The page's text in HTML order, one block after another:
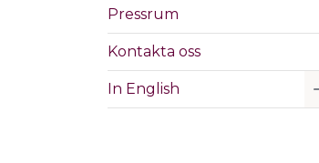
Pressrum
Kontakta oss
In English